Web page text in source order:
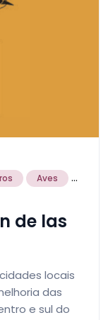
Aves ...
de las
locais
das
e sul do